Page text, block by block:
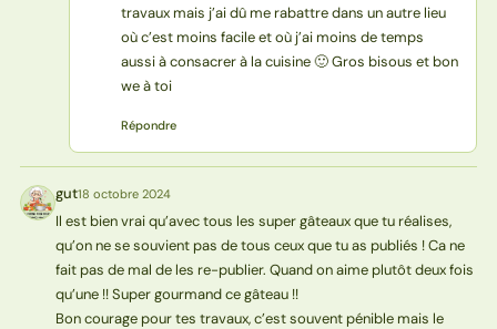
travaux mais j’ai dû me rabattre dans un autre lieu
où c’est moins facile et où j’ai moins de temps
aussi à consacrer à la cuisine 🙂 Gros bisous et bon
we à toi
Répondre
G gut18 octobre 2024
Il est bien vrai qu’avec tous les super gâteaux que tu réalises,
qu’on ne se souvient pas de tous ceux que tu as publiés ! Ca ne
fait pas de mal de les re-publier. Quand on aime plutôt deux fois
qu’une !! Super gourmand ce gâteau !!
Bon courage pour tes travaux, c’est souvent pénible mais le